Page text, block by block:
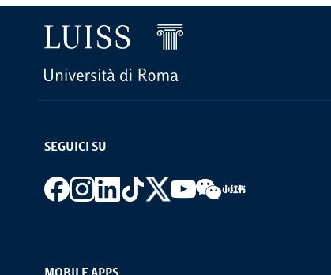
SEGUICI SU
Footer social